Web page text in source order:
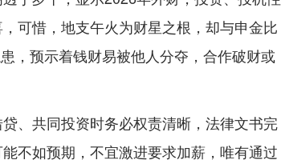
可惜，地支午火为财星之根，却与申金比
，预示着钱财易被他人分夺，合作破财或
、共同投资时务必权责清晰，法律文书完
不如预期，不宜激进要求加薪，唯有通过